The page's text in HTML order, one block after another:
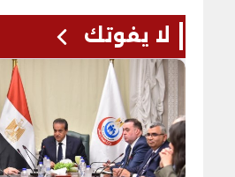
لا يفوتك